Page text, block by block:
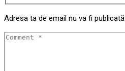
Adresa ta de email nu va fi publicată.